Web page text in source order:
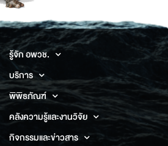
รู้จัก อพวช.
บริการ
พิพิธภัณฑ์
คลังความรู้และงานวิจัย
กิจกรรมและข่าวสาร